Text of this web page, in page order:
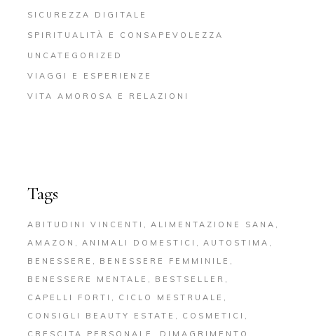
SICUREZZA DIGITALE
SPIRITUALITÀ E CONSAPEVOLEZZA
UNCATEGORIZED
VIAGGI E ESPERIENZE
VITA AMOROSA E RELAZIONI
Tags
ABITUDINI VINCENTI
ALIMENTAZIONE SANA
AMAZON
ANIMALI DOMESTICI
AUTOSTIMA
BENESSERE
BENESSERE FEMMINILE
BENESSERE MENTALE
BESTSELLER
CAPELLI FORTI
CICLO MESTRUALE
CONSIGLI BEAUTY ESTATE
COSMETICI
CRESCITA PERSONALE
DIMAGRIMENTO